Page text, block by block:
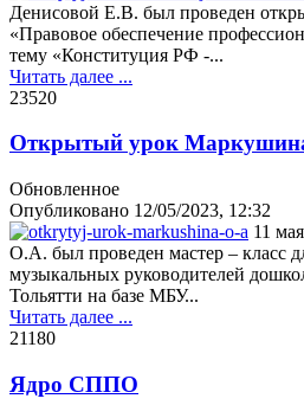
Денисовой Е.В. был проведен
«Правовое обеспечение
тему «Конституция РФ -...
Читать далее ...
23520
Открытый урок
Обновленное
Опубликовано 12/05/2023, 12:32
11
О.А. был проведен мастер – класс
музыкальных руководителей
Тольятти на базе МБУ...
Читать далее ...
21180
Ядро СППО